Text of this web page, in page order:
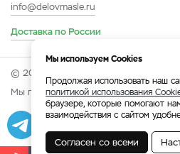
info@delovmasle.ru
Доставка по России
© 2026 Интернет-магазин "Дело в
Мы принимаем:
Разработка Веб-аналитика
Мы используем Cookies
Продолжая использовать наш
политикой использования
браузере, которые помогают
взаимодействия с сайтом
Согласен со всеми